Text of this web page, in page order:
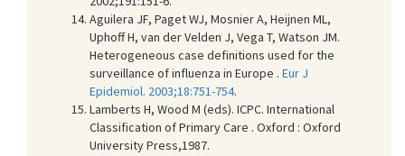
Aguilera JF, Paget WJ, Mosnier A, Heijnen ML,
Uphoff H, van der Velden J, Vega T, Watson JM.
Heterogeneous case definitions used for the
surveillance of influenza in Europe . Eur J
Epidemiol. 2003;18:751-754.
Lamberts H, Wood M (eds). ICPC. International
Classification of Primary Care . Oxford : Oxford
University Press,1987.